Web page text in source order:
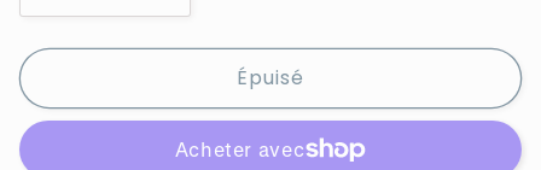
la
quantité
Hugo
la
quantité
Hugo
Épuisé